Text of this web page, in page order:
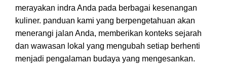
merayakan indra Anda pada berbagai kesenangan
kuliner. panduan kami yang berpengetahuan akan
menerangi jalan Anda, memberikan konteks sejarah
dan wawasan lokal yang mengubah setiap berhenti
menjadi pengalaman budaya yang mengesankan.